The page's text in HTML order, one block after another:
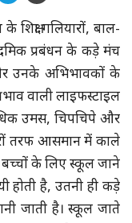
शिक्षा गलियारों, बाल-
प्रबंधन के कड़े मंच
उनके अभिभावकों के
वाली लाइफस्टाइल
उमस, चिपचिपे और
तरफ आसमान में काले
के लिए स्कूल जाने
होती है, उतनी ही कड़े
जाती है। स्कूल जाते